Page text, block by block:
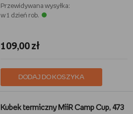
Przewidywana wysyłka:
w 1 dzień rob.
109,00 zł
DODAJ DO KOSZYKA
Kubek termiczny MiiR Camp Cup, 473